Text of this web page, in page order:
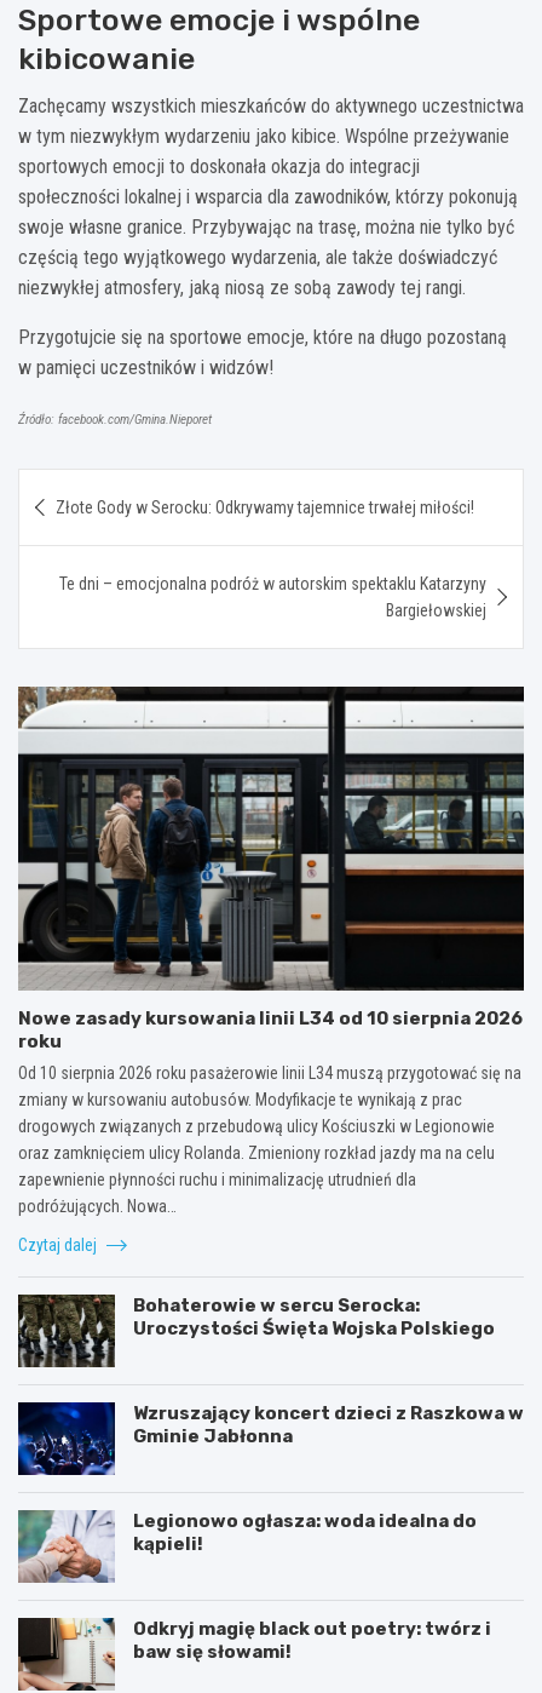
Sportowe emocje i wspólne
kibicowanie
Zachęcamy wszystkich mieszkańców do aktywnego uczestnictwa
w tym niezwykłym wydarzeniu jako kibice. Wspólne przeżywanie
sportowych emocji to doskonała okazja do integracji
społeczności lokalnej i wsparcia dla zawodników, którzy pokonują
swoje własne granice. Przybywając na trasę, można nie tylko być
częścią tego wyjątkowego wydarzenia, ale także doświadczyć
niezwykłej atmosfery, jaką niosą ze sobą zawody tej rangi.
Przygotujcie się na sportowe emocje, które na długo pozostaną
w pamięci uczestników i widzów!
Źródło: facebook.com/Gmina.Nieporet
wpisu
Złote Gody w Serocku: Odkrywamy tajemnice trwałej miłości!
Te dni – emocjonalna podróż w autorskim spektaklu Katarzyny
Bargiełowskiej
Nowe zasady kursowania linii L34 od 10 sierpnia 2026
roku
Od 10 sierpnia 2026 roku pasażerowie linii L34 muszą przygotować się na
zmiany w kursowaniu autobusów. Modyfikacje te wynikają z prac
drogowych związanych z przebudową ulicy Kościuszki w Legionowie
oraz zamknięciem ulicy Rolanda. Zmieniony rozkład jazdy ma na celu
zapewnienie płynności ruchu i minimalizację utrudnień dla
podróżujących. Nowa…
Czytaj dalej
Bohaterowie w sercu Serocka:
Uroczystości Święta Wojska Polskiego
Wzruszający koncert dzieci z Raszkowa w
Gminie Jabłonna
Legionowo ogłasza: woda idealna do
kąpieli!
Odkryj magię black out poetry: twórz i
baw się słowami!